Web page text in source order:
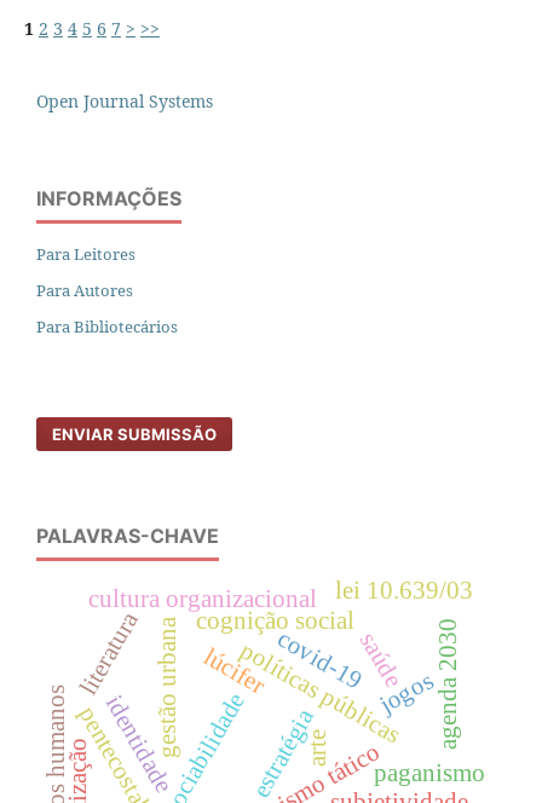
1 2 3 4 5 6 7 > >>
Open Journal Systems
INFORMAÇÕES
Para Leitores
Para Autores
Para Bibliotecários
ENVIAR SUBMISSÃO
PALAVRAS-CHAVE
covid-19
sociabilidadepolíticas públicas
gestão urbana
identidade
cognição social
cultura organizacional
arte
lúcifer
paganismo
literatura
lei 10.639/03
saúde
jogos
estratégia
agenda 2030